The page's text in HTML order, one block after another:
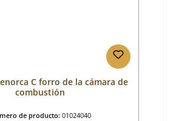
C forro de la cámara de
combustión
de producto: 01024040